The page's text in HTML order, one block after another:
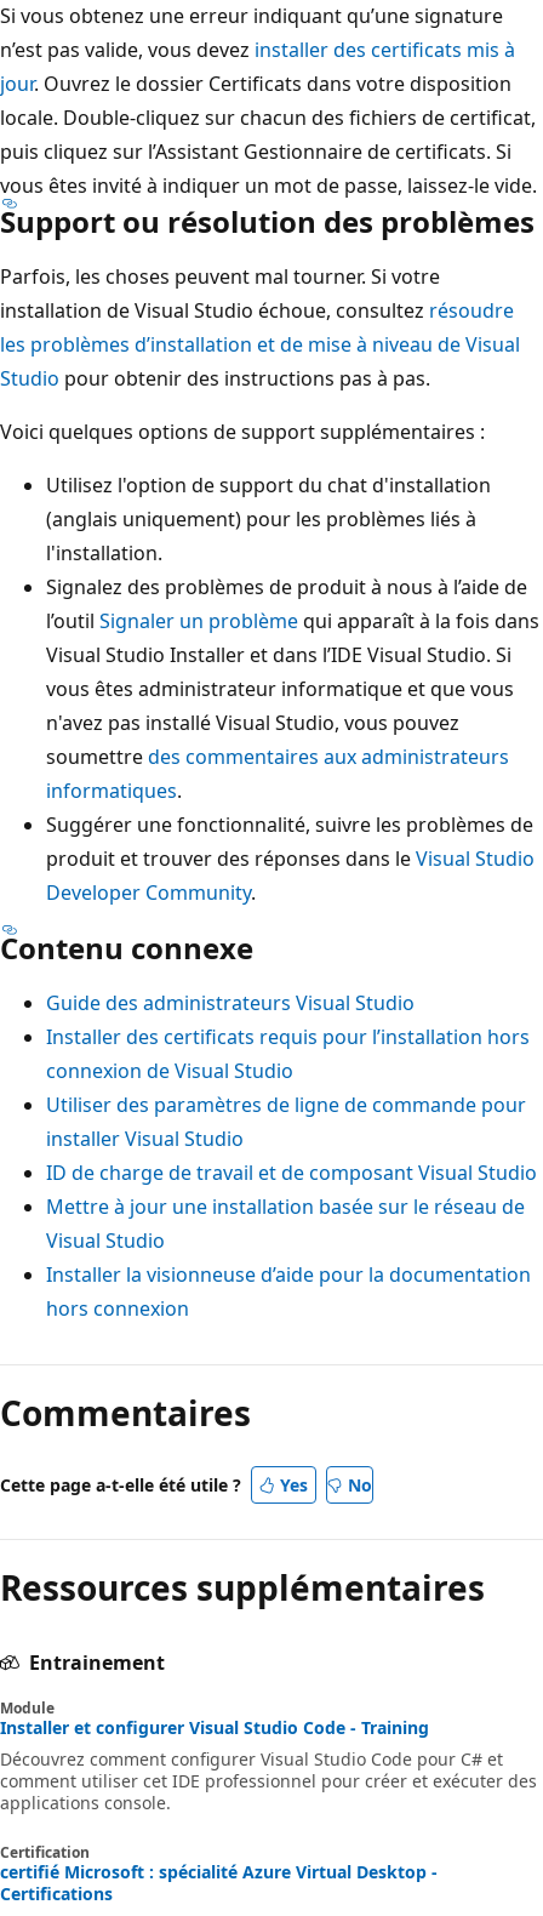
Si vous obtenez une erreur indiquant qu’une signature
n’est pas valide, vous devez installer des certificats mis à
jour. Ouvrez le dossier Certificats dans votre disposition
locale. Double-cliquez sur chacun des fichiers de certificat,
puis cliquez sur l’Assistant Gestionnaire de certificats. Si
vous êtes invité à indiquer un mot de passe, laissez-le vide.
Support ou résolution des problèmes
Parfois, les choses peuvent mal tourner. Si votre
installation de Visual Studio échoue, consultez résoudre
les problèmes d’installation et de mise à niveau de Visual
Studio pour obtenir des instructions pas à pas.
Voici quelques options de support supplémentaires :
Utilisez l'option de support du chat d'installation
(anglais uniquement) pour les problèmes liés à
l'installation.
Signalez des problèmes de produit à nous à l’aide de
l’outil Signaler un problèmequi apparaît à la fois dans
Visual Studio Installer et dans l’IDE Visual Studio. Si
vous êtes administrateur informatique et que vous
n'avez pas installé Visual Studio, vous pouvez
soumettredes commentaires aux administrateurs
informatiques.
Suggérer une fonctionnalité, suivre les problèmes de
produit et trouver des réponses dans leVisual Studio
Developer Community.
Contenu connexe
Guide des administrateurs Visual Studio
Installer des certificats requis pour l’installation hors
connexion de Visual Studio
Utiliser des paramètres de ligne de commande pour
installer Visual Studio
ID de charge de travail et de composant Visual Studio
Mettre à jour une installation basée sur le réseau de
Visual Studio
Installer la visionneuse d’aide pour la documentation
hors connexion
Commentaires
Cette page a-t-elle été utile ? Yes No
Ressources supplémentaires
Entrainement
Module
Installer et configurer Visual Studio Code - Training
Découvrez comment configurer Visual Studio Code pour C# et
comment utiliser cet IDE professionnel pour créer et exécuter des
applications console.
Certification
certifié Microsoft : spécialité Azure Virtual Desktop -
Certifications